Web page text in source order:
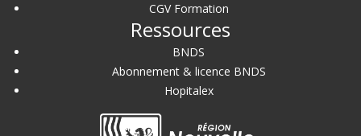
CGV Formation
Ressources
BNDS
Abonnement & licence BNDS
Hopitalex